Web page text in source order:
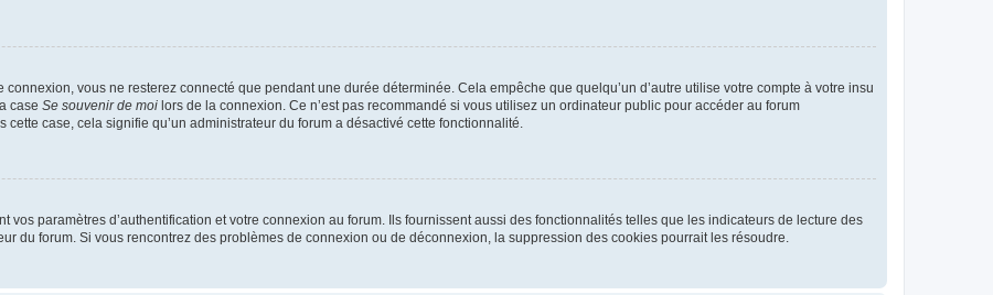
connexion, vous ne resterez connecté que pendant une durée déterminée. Cela empêche que quelqu’un d’autre utilise votre compte à votre insu
case Se souvenir de moi lors de la connexion. Ce n’est pas recommandé si vous utilisez un ordinateur public pour accéder au forum
case, cela signifie qu’un administrateur du forum a désactivé cette fonctionnalité.
paramètres d’authentification et votre connexion au forum. Ils fournissent aussi des fonctionnalités telles que les indicateurs de lecture des
du forum. Si vous rencontrez des problèmes de connexion ou de déconnexion, la suppression des cookies pourrait les résoudre.